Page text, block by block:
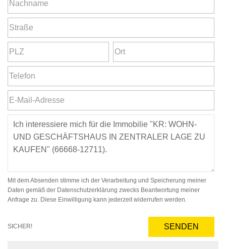
Mit dem Absenden stimme ich der Verarbeitung und Speicherung meiner
Daten gemäß der Datenschutzerklärung zwecks Beantwortung meiner
Anfrage zu. Diese Einwilligung kann jederzeit widerrufen werden.
SICHER! SENDEN